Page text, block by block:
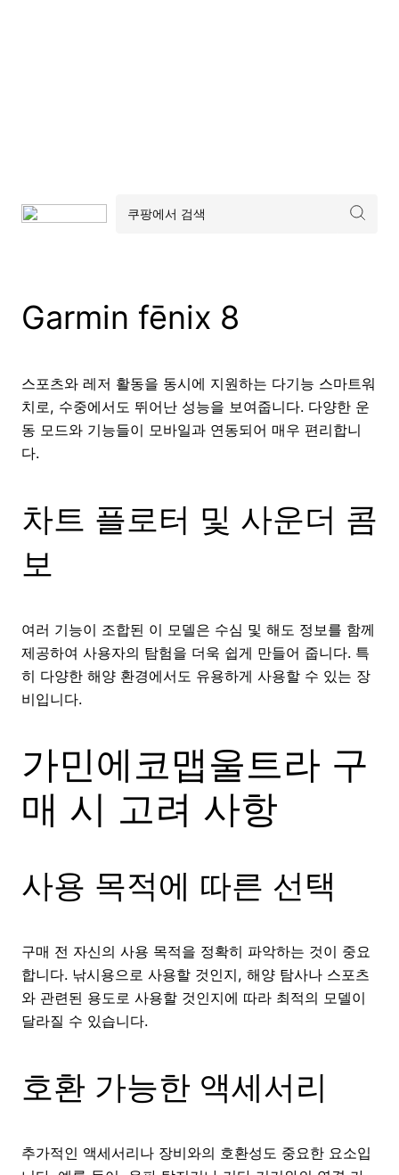
Garmin fēnix 8
스포츠와 레저 활동을 동시에 지원하는 다기능 스마트워
치로, 수중에서도 뛰어난 성능을 보여줍니다. 다양한 운
동 모드와 기능들이 모바일과 연동되어 매우 편리합니
다.
차트 플로터 및 사운더 콤
보
여러 기능이 조합된 이 모델은 수심 및 해도 정보를 함께
제공하여 사용자의 탐험을 더욱 쉽게 만들어 줍니다. 특
히 다양한 해양 환경에서도 유용하게 사용할 수 있는 장
비입니다.
가민에코맵울트라 구
매 시 고려 사항
사용 목적에 따른 선택
구매 전 자신의 사용 목적을 정확히 파악하는 것이 중요
합니다. 낚시용으로 사용할 것인지, 해양 탐사나 스포츠
와 관련된 용도로 사용할 것인지에 따라 최적의 모델이
달라질 수 있습니다.
호환 가능한 액세서리
추가적인 액세서리나 장비와의 호환성도 중요한 요소입